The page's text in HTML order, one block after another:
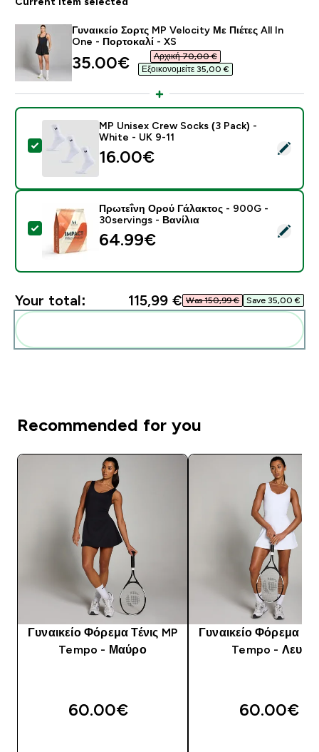
Γυναικείο Σορτς MP Velocity Με Πιέτες All In
One - Πορτοκαλί - XS
discounted price
35.00€‎
Αρχική 70,00 €‎
Εξοικονομείτε 35,00 €‎
Select this product - MP Unisex Crew Socks (3 Pack)
MP Unisex Crew Socks (3 Pack) -
White - UK 9-11
16.00€‎
Select this product - Πρωτεΐνη Ορού Γάλακτος -
Πρωτεΐνη Ορού Γάλακτος - 900G -
30servings - Βανίλια
64.99€‎
Your total: 115,99 €‎ Was 150,99 €‎ Save 35,00 €‎
Recommended for you
Γυναικείο Φόρεμα Τένις MP
Tempo - Μαύρο
60.00€‎
Γυναικείο Φόρεμα
Tempo - Λευκό
60.00€‎